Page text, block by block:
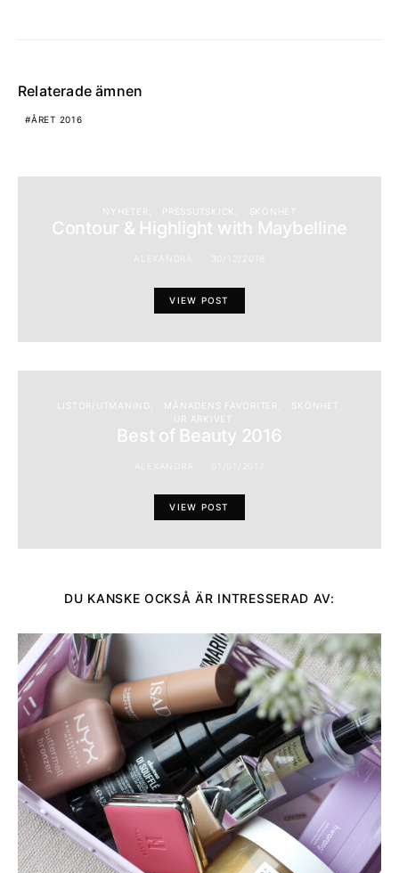
Relaterade ämnen
ÅRET 2016
NYHETER
Contour & Highlight with Maybelline
VIEW POST
LISTOR/UTMANING MÅNADENS FAVORITER
SKÖNHET
UR ARKIVET
Best of Beauty 2016
VIEW POST
DU KANSKE OCKSÅ ÄR INTRESSERAD AV: